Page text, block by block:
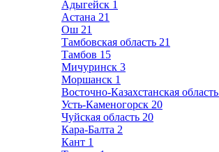
Адыгейск 1
Астана 21
Ош 21
Тамбовская область 21
Тамбов 15
Мичуринск 3
Моршанск 1
Восточно-Казахстанская область
Усть-Каменогорск 20
Чуйская область 20
Кара-Балта 2
Кант 1